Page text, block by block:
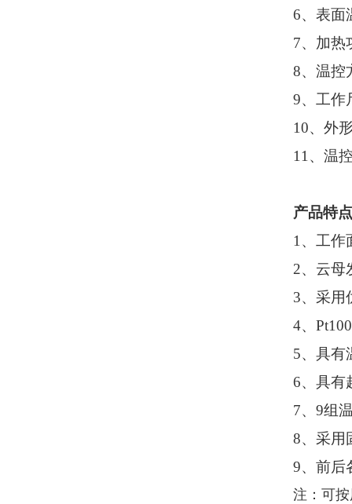
6、表面
7、加热
8、温控
9、工作
10、外
1 1 、温
产品特
1、工作
2、云母
3、采用
4、
5、具有
6、具有
7、9组
8、 采用
9、 前后
注：可